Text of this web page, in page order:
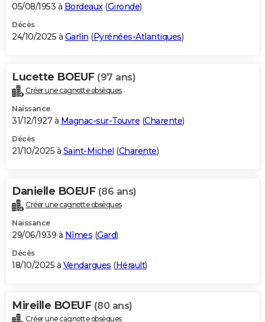
05/08/1953 à Bordeaux(Gironde)
Décès
24/10/2025 à Garlin (Pyrénées-Atlantiques)
Lucette BOEUF (97 ans)
Créer une cagnotte obsèques
Naissance
31/12/1927 à Magnac-sur-Touvre (Charente)
Décès
21/10/2025 à Saint-Michel (Charente)
Danielle BOEUF (86 ans)
Créer une cagnotte obsèques
Naissance
29/06/1939 à Nîmes (Gard)
Décès
18/10/2025 à Vendargues (Hérault)
Mireille BOEUF (80 ans)
Créer une cagnotte obsèques